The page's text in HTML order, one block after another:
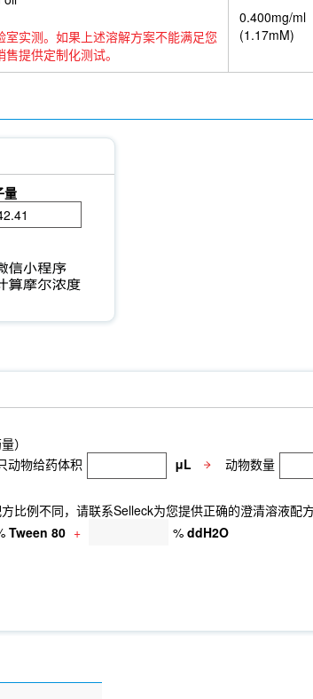
实测。如果上述溶解方案不能满足您
提供定制化测试。
0.400mg/ml
(1.17mM)
量
）
动物给药体积 μL 动物数量
比例不同，请联系Selleck为您提供正确的澄清溶液配
Tween 80 + % ddH2O